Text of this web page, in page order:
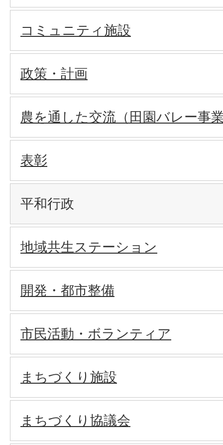
コミュニティ施設
政策・計画
農を通した交流（田園バレー事
表彰
平和行政
地域共生ステーション
開発・都市整備
市民活動・ボランティア
まちづくり施設
まちづくり協議会